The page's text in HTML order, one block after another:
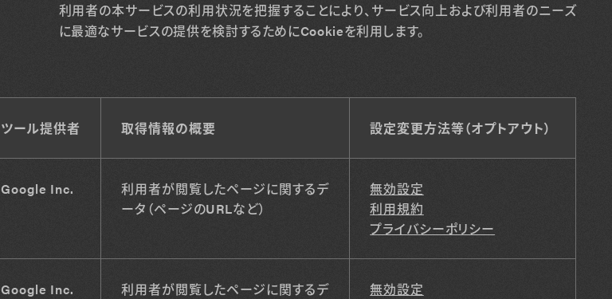
利用者の本サービスの利用状況を把握することにより、サービス向上および利用者のニーズ
に最適なサービスの提供を検討するためにCookieを利用します。
ツール提供者 取得情報の概要 設定変更方法等（オプトアウト）
Google Inc.
利用者が閲覧したページに関するデ
ータ（ページのURLなど）
無効設定
利用規約
プライバシーポリシー
Google Inc.
利用者が閲覧したページに関するデ
無効設定